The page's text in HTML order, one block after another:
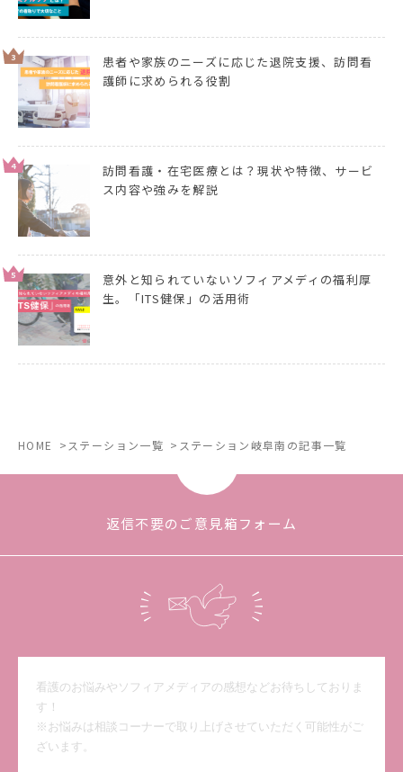
3
患者や家族のニーズに応じた退院支援、訪問看
護師に求められる役割
4
訪問看護・在宅医療とは？現状や特徴、サービ
ス内容や強みを解説
5
意外と知られていないソフィアメディの福利厚
生。「ITS健保」の活用術
HOME ステーション一覧 ステーション岐阜南の記事一覧
返信不要のご意見箱フォーム